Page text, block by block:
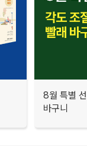
8월 특별
바구니